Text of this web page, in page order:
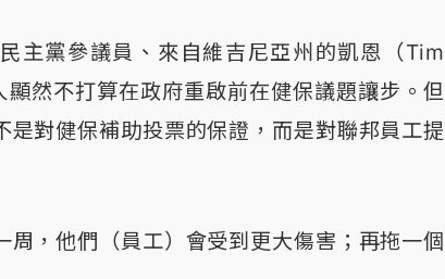
主黨參議員、來自維吉尼亞州的凱恩（Tim
然不打算在政府重啟前在健保議題讓步。但
是對健保補助投票的保證，而是對聯邦員工提
周，他們（員工）會受到更大傷害；再拖一個